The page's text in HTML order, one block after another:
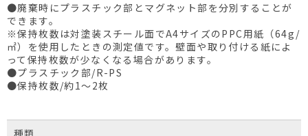
●廃棄時にプラスチック部とマグネット部を分別することが
できます。
※保持枚数は対塗装スチール面でA4サイズのPPC用紙（64g/
㎡）を使用したときの測定値です。壁面や取り付ける紙によ
って保持枚数が少なくなる場合があります。
●プラスチック部/R-PS
●保持枚数/約1～2枚